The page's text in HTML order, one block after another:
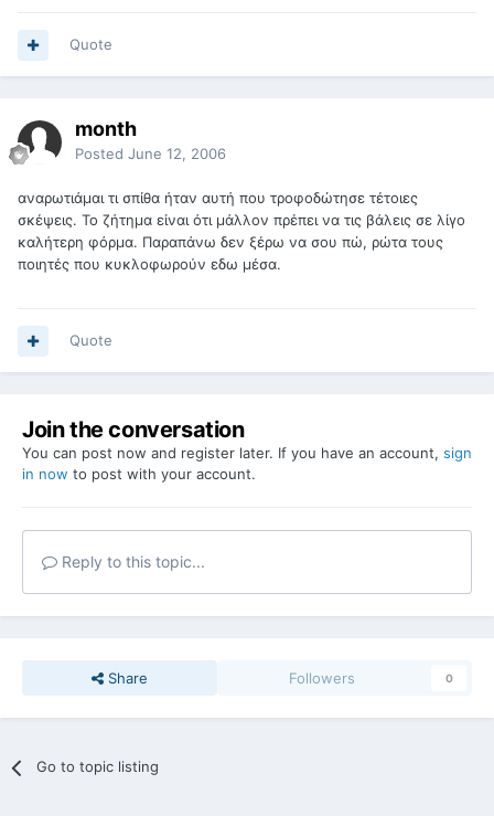
Quote
month
Posted June 12, 2006
αναρωτιάμαι τι σπίθα ήταν αυτή που τροφοδώτησε τέτοιες
σκέψεις. Το ζήτημα είναι ότι μάλλον πρέπει να τις βάλεις σε λίγο
καλήτερη φόρμα. Παραπάνω δεν ξέρω να σου πώ, ρώτα τους
ποιητές που κυκλοφωρούν εδω μέσα.
Quote
Join the conversation
You can post now and register later. If you have an account, sign
in now to post with your account.
Reply to this topic...
Share Followers 0
Go to topic listing